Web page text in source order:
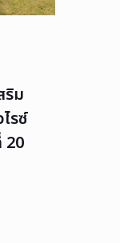
ริม
รซ์
20